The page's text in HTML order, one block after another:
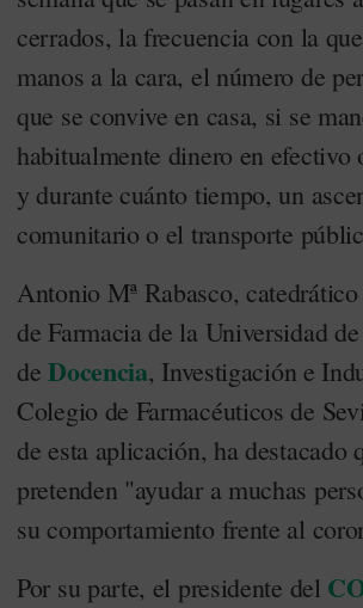
cerrados, la frecuencia con la
manos a la cara, el número de
que se convive en casa, si se
habitualmente dinero en efectivo
y durante cuánto tiempo, un
comunitario o el transporte
Antonio Mª Rabasco,
de Farmacia de la Universidad
deDocencia, Investigación e
Colegio de Farmacéuticos de
de esta aplicación, ha destacado
pretenden "ayudar a muchas
su comportamiento frente al
Por su parte, el presidente del